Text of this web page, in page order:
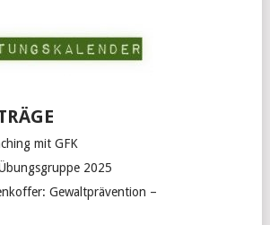
mit GFK
2025
Gewaltprävention –